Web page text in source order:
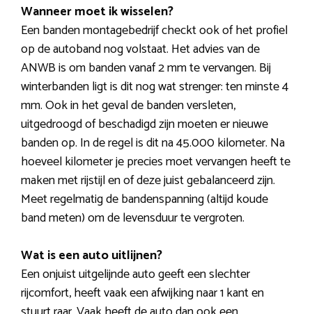
Wanneer moet ik wisselen?
Een banden montagebedrijf checkt ook of het profiel
op de autoband nog volstaat. Het advies van de
ANWB is om banden vanaf 2 mm te vervangen. Bij
winterbanden ligt is dit nog wat strenger: ten minste 4
mm. Ook in het geval de banden versleten,
uitgedroogd of beschadigd zijn moeten er nieuwe
banden op. In de regel is dit na 45.000 kilometer. Na
hoeveel kilometer je precies moet vervangen heeft te
maken met rijstijl en of deze juist gebalanceerd zijn.
Meet regelmatig de bandenspanning (altijd koude
band meten) om de levensduur te vergroten.
Wat is een auto uitlijnen?
Een onjuist uitgelijnde auto geeft een slechter
rijcomfort, heeft vaak een afwijking naar 1 kant en